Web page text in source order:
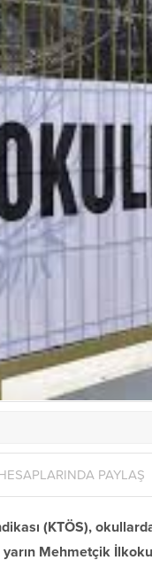
PAYLAŞ
(KTÖS),
Mehmetçik